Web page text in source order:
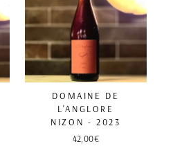
DOMAINE DE
L'ANGLORE
NIZON - 2023
42,00€